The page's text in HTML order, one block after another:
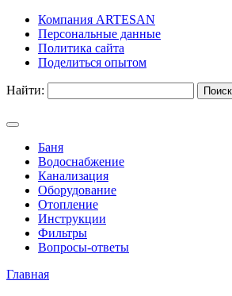
Компания ARTESAN
Персональные данные
Политика сайта
Поделиться опытом
Найти:
Баня
Водоснабжение
Канализация
Оборудование
Отопление
Инструкции
Фильтры
Вопросы-ответы
Главная